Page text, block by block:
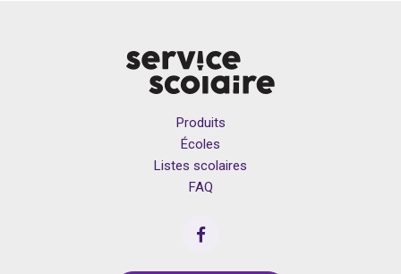
Produits
Écoles
Listes scolaires
FAQ